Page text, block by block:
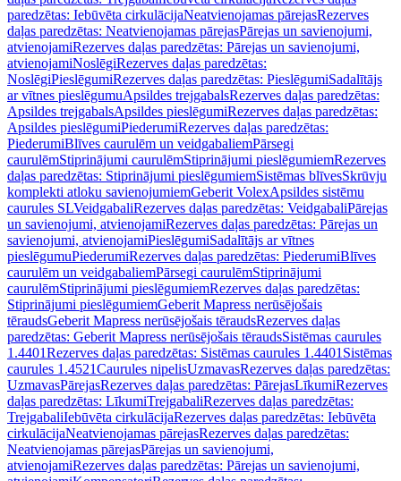
paredzētas: Iebūvēta cirkulācijaNeatvienojamas pārejasRezerves
daļas paredzētas: Neatvienojamas pārejasPārejas un savienojumi,
atvienojamiRezerves daļas paredzētas: Pārejas un savienojumi,
atvienojamiNoslēgiRezerves daļas paredzētas:
NoslēgiPieslēgumiRezerves daļas paredzētas: PieslēgumiSadalītājs
ar vītnes pieslēgumuApsildes trejgabalsRezerves daļas paredzētas:
Apsildes trejgabalsApsildes pieslēgumiRezerves daļas paredzētas:
Apsildes pieslēgumiPiederumiRezerves daļas paredzētas:
PiederumiBlīves caurulēm un veidgabaliemPārsegi
caurulēmStiprinājumi caurulēmStiprinājumi pieslēgumiemRezerves
daļas paredzētas: Stiprinājumi pieslēgumiemSistēmas blīvesSkrūvju
komplekti atloku savienojumiemGeberit VolexApsildes sistēmu
caurules SLVeidgabaliRezerves daļas paredzētas: VeidgabaliPārejas
un savienojumi, atvienojamiRezerves daļas paredzētas: Pārejas un
savienojumi, atvienojamiPieslēgumiSadalītājs ar vītnes
pieslēgumuPiederumiRezerves daļas paredzētas: PiederumiBlīves
caurulēm un veidgabaliemPārsegi caurulēmStiprinājumi
caurulēmStiprinājumi pieslēgumiemRezerves daļas paredzētas:
Stiprinājumi pieslēgumiemGeberit Mapress nerūsējošais
tēraudsGeberit Mapress nerūsējošais tēraudsRezerves daļas
paredzētas: Geberit Mapress nerūsējošais tēraudsSistēmas caurules
1.4401Rezerves daļas paredzētas: Sistēmas caurules 1.4401 Sistēmas
caurules 1.4521Caurules nipelisUzmavasRezerves daļas paredzētas:
UzmavasPārejasRezerves daļas paredzētas: PārejasLīkumiRezerves
daļas paredzētas: LīkumiTrejgabaliRezerves daļas paredzētas:
TrejgabaliIebūvēta cirkulācijaRezerves daļas paredzētas: Iebūvēta
cirkulācijaNeatvienojamas pārejasRezerves daļas paredzētas:
Neatvienojamas pārejasPārejas un savienojumi,
atvienojamiRezerves daļas paredzētas: Pārejas un savienojumi,